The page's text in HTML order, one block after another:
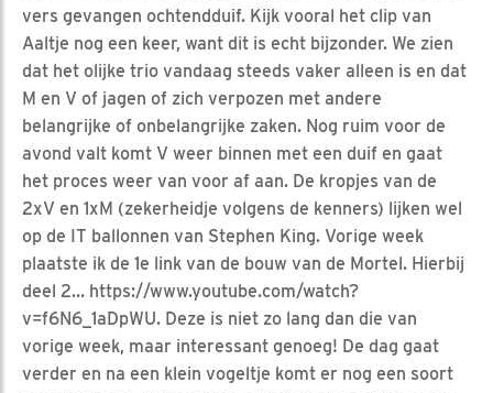
vers gevangen ochtendduif. Kijk vooral het clip van
Aaltje nog een keer, want dit is echt bijzonder. We zien
dat het olijke trio vandaag steeds vaker alleen is en dat
M en V of jagen of zich verpozen met andere
belangrijke of onbelangrijke zaken. Nog ruim voor de
avond valt komt V weer binnen met een duif en gaat
het proces weer van voor af aan. De kropjes van de
2xV en 1xM (zekerheidje volgens de kenners) lijken wel
op de IT ballonnen van Stephen King. Vorige week
plaatste ik de 1e link van de bouw van de Mortel. Hierbij
deel 2… https://www.youtube.com/watch?
v=f6N6_1aDpWU. Deze is niet zo lang dan die van
vorige week, maar interessant genoeg! De dag gaat
verder en na een klein vogeltje komt er nog een soort